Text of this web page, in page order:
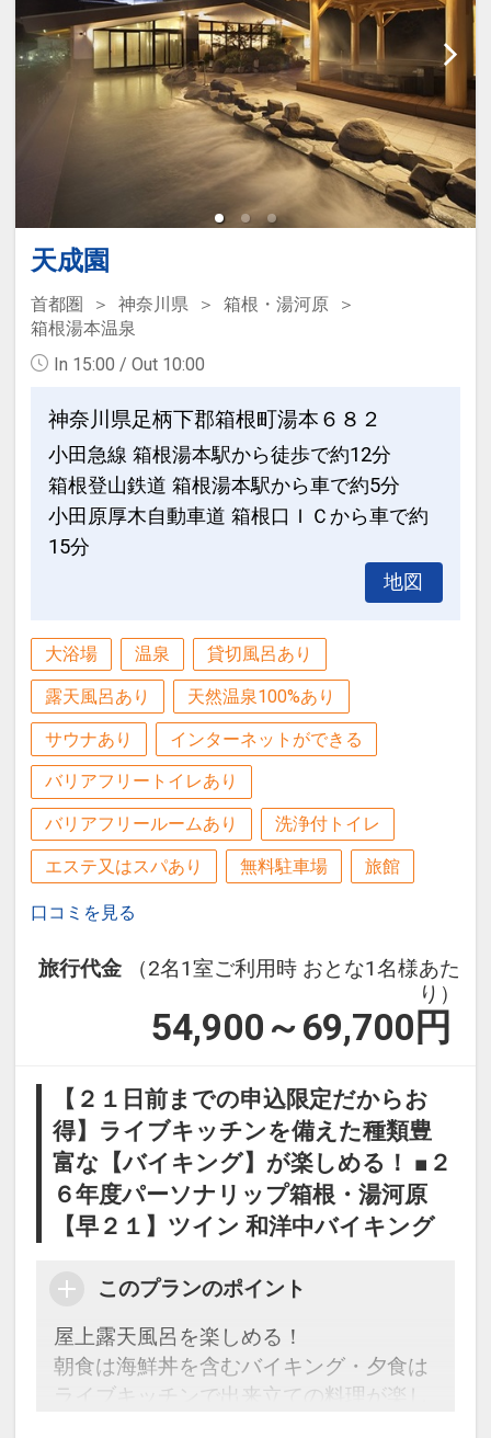
天成園
首都圏 神奈川県
箱根・湯河原
箱根湯本温泉
In 15:00 / Out 10:00
神奈川県足柄下郡箱根町湯本６８２
小田急線 箱根湯本駅から徒歩で約12分
箱根登山鉄道 箱根湯本駅から車で約5分
小田原厚木自動車道 箱根口ＩＣから車で約
15分
地図
大浴場 温泉 貸切風呂あり
露天風呂あり 天然温泉100%あり
サウナあり インターネットができる
バリアフリートイレあり
バリアフリールームあり 洗浄付トイレ
エステ又はスパあり 無料駐車場 旅館
口コミを見る
旅行代金
（2名1室ご利用時 おとな1名様あた
り）
54,900～69,700 円
【２１日前までの申込限定だからお
得】ライブキッチンを備えた種類豊
富な【バイキング】が楽しめる！ ■２
６年度パーソナリップ箱根・湯河原
【早２１】ツイン 和洋中バイキング
このプランのポイント
屋上露天風呂を楽しめる！
朝食は海鮮丼を含むバイキング・夕食は
ライブキッチンで出来立ての料理が楽し